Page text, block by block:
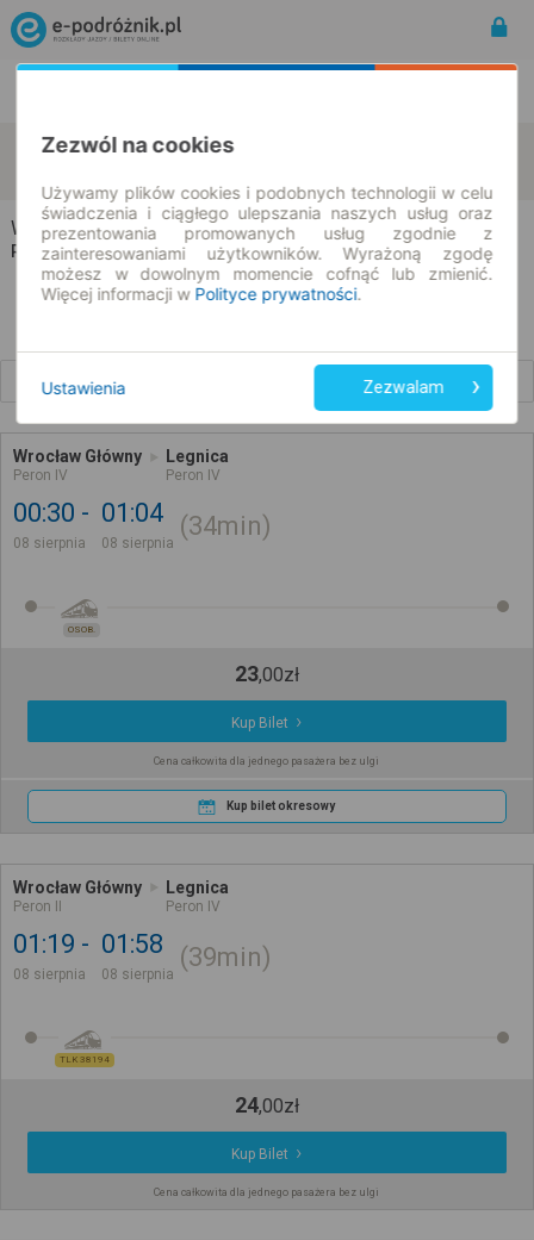
Wrocław Legnica
Wrocław → Legnica
Rozkład jazdy i bilety
Wrocław Główny
Peron IV
Legnica
Peron IV
00:30
08 sierpnia
01:04
08 sierpnia
34min
OSOB.
23,00zł
Kup Bilet
Cena całkowita dla jednego pasażera bez ulgi
Kup bilet okresowy
Wrocław Główny
Peron II
Legnica
Peron IV
01:19
08 sierpnia
01:58
08 sierpnia
39min
TLK 38194
24,00zł
Kup Bilet
Cena całkowita dla jednego pasażera bez ulgi
Zezwól na cookies
Używamy plików cookies i podobnych technologii w celu
świadczenia i ciągłego ulepszania naszych usług oraz
prezentowania promowanych usług zgodnie z
zainteresowaniami użytkowników. Wyrażoną zgodę
możesz w dowolnym momencie cofnąć lub zmienić.
Więcej informacji w Polityce prywatności.
Ustawienia Zezwalam